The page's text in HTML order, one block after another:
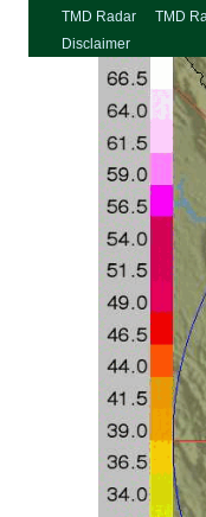
TMD Radar TMD
Disclaimer